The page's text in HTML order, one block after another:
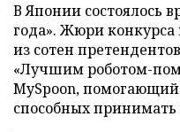
В Японии состоялось
года». Жюри конкурса
из сотен
«Лучшим роботом-
MySpoon,
способных